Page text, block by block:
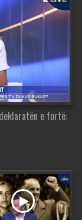
e fortë: